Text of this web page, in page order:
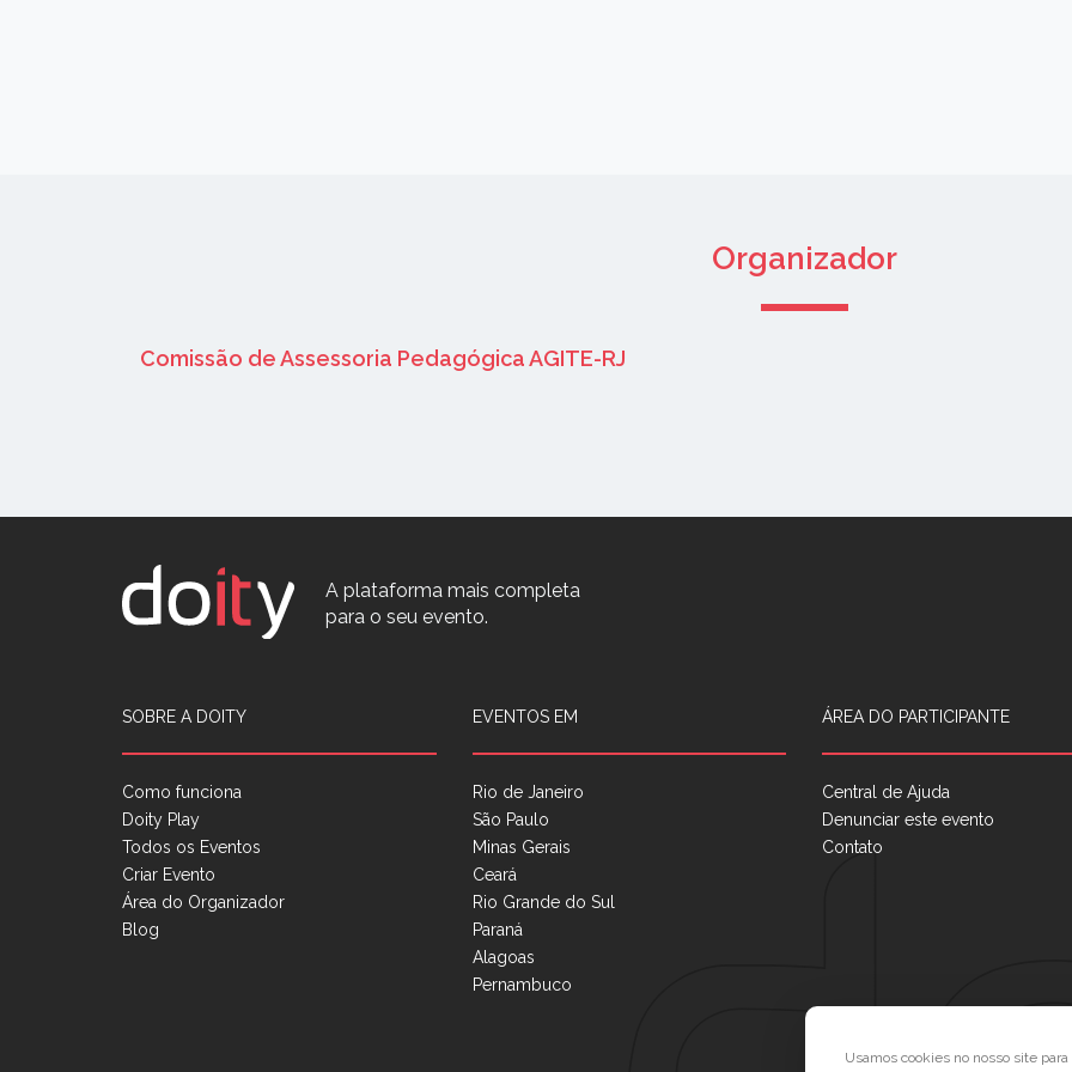
Organizador
Comissão de Assessoria Pedagógica AGITE-RJ
A plataforma mais completa
para o seu evento.
SOBRE A DOITY
Como funciona
Doity Play
Todos os Eventos
Criar Evento
Área do Organizador
Blog
EVENTOS EM
Rio de Janeiro
São Paulo
Minas Gerais
Ceará
Rio Grande do Sul
Paraná
Alagoas
Pernambuco
ÁREA DO PARTICIPANTE
Central de Ajuda
Denunciar este evento
Contato
Usamos cookies no nosso site